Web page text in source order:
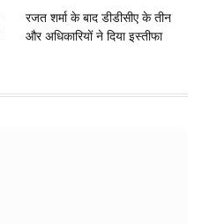
रजत शर्मा के बाद डीडीसीए के तीन
और अधिकारियों ने दिया इस्तीफा